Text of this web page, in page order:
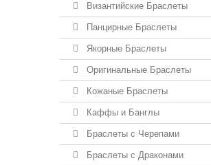
Византийские Браслеты
Панцирные Браслеты
Якорные Браслеты
Оригинальные Браслеты
Кожаные Браслеты
Каффы и Банглы
Браслеты с Черепами
Браслеты с Драконами